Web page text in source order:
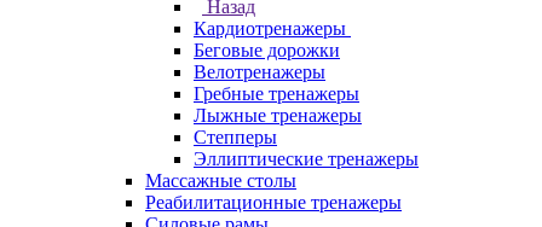
Назад
Кардиотренажеры
Беговые дорожки
Велотренажеры
Гребные тренажеры
Лыжные тренажеры
Степперы
Эллиптические тренажеры
Массажные столы
Реабилитационные тренажеры